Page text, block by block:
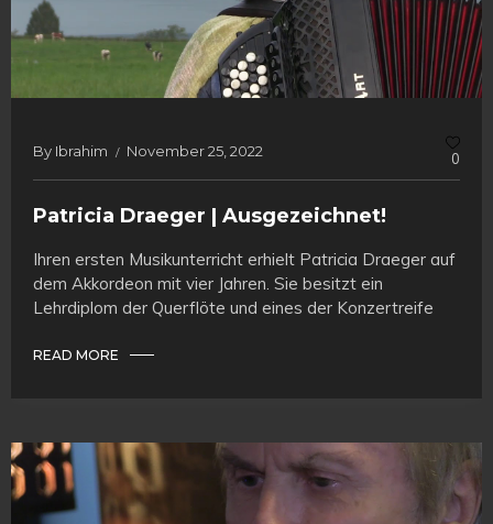
By Ibrahim November 25, 2022 0
Patricia Draeger | Ausgezeichnet!
Ihren ersten Musikunterricht erhielt Patricia Draeger auf
dem Akkordeon mit vier Jahren. Sie besitzt ein
Lehrdiplom der Querflöte und eines der Konzertreife
READ MORE